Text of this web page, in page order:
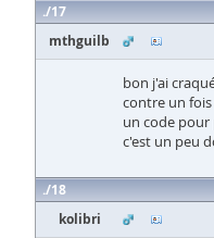
17
mthguilb
bon j'ai
contre un
un code
c'est un peu
18
kolibri